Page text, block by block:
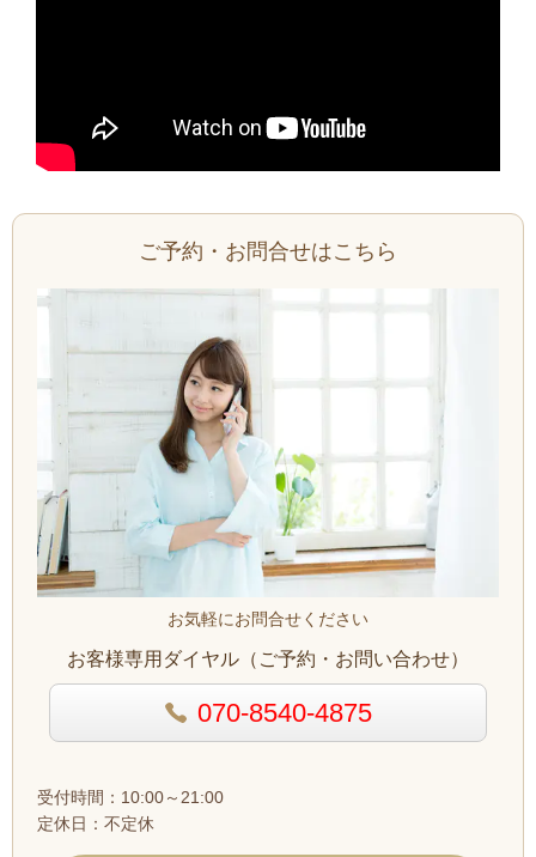
ご予約・お問合せはこちら
お気軽にお問合せください
お客様専用ダイヤル（ご予約・お問い合わせ）
070-8540-4875
受付時間：10:00～21:00
定休日：不定休